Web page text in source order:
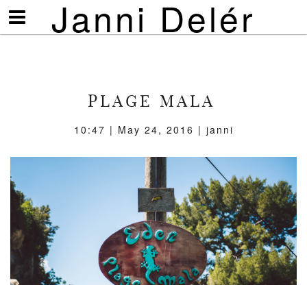
Janni Delér
Visa/göm
meny
PLAGE MALA
10:47 | May 24, 2016 | janni